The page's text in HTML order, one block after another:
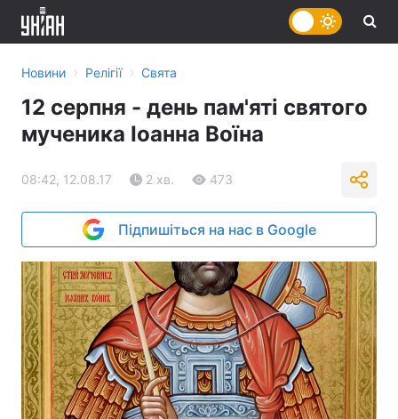
Новини › Релігії › Свята
12 серпня - день пам'яті святого
мученика Іоанна Воїна
08:42, 12.08.17 2 хв. 473
Підпишіться на нас в Google